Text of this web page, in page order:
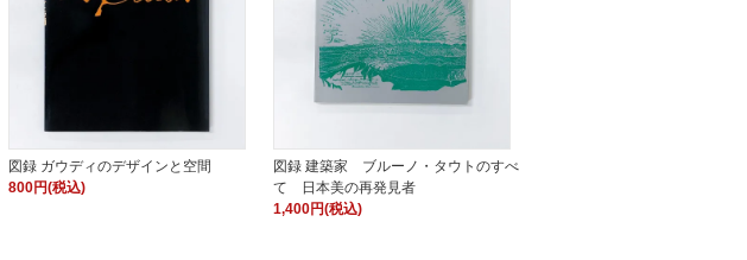
図録 ガウディのデザインと空間
800円(税込)
図録 建築家 ブルーノ・タウトのすべ
て 日本美の再発見者
1,400円(税込)